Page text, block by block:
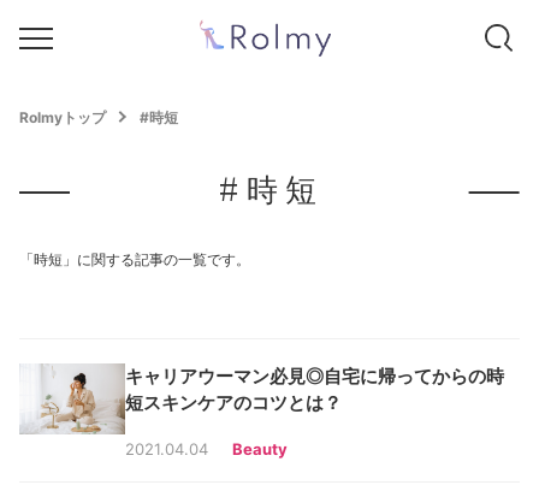
Rolmyトップ #時短
#時短
「時短」に関する記事の一覧です。
キャリアウーマン必見◎自宅に帰ってからの時
短スキンケアのコツとは？
2021.04.04 Beauty